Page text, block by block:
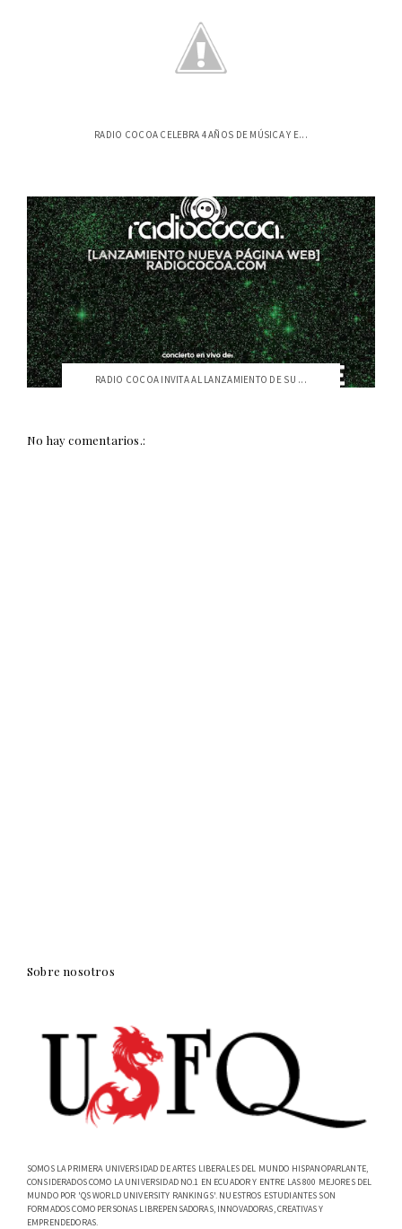
RADIO COCOA CELEBRA 4 AÑOS DE MÚSICA Y E...
RADIO COCOA INVITA AL LANZAMIENTO DE SU ...
No hay comentarios.:
Sobre nosotros
SOMOS LA PRIMERA UNIVERSIDAD DE ARTES LIBERALES DEL MUNDO HISPANOPARLANTE,
CONSIDERADOS COMO LA UNIVERSIDAD NO.1 EN ECUADOR Y ENTRE LAS 800 MEJORES DEL
MUNDO POR 'QS WORLD UNIVERSITY RANKINGS'. NUESTROS ESTUDIANTES SON
FORMADOS COMO PERSONAS LIBREPENSADORAS, INNOVADORAS, CREATIVAS Y
EMPRENDEDORAS.